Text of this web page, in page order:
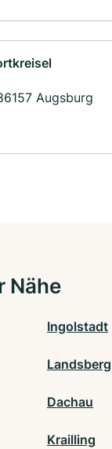
Augsburg
Nähe
Ingolstadt
Dachau
Krailling